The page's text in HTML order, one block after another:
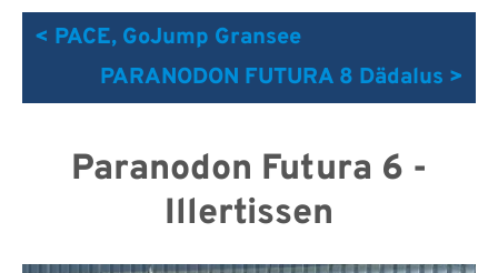
< PACE, GoJump Gransee
PARANODON FUTURA 8 Dädalus >
Paranodon Futura 6 -
Illertissen